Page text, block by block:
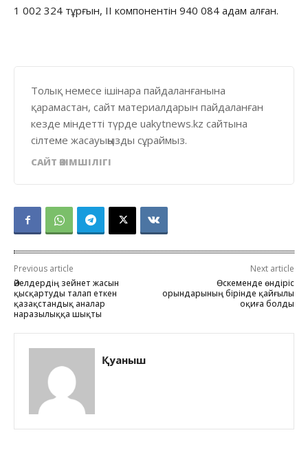
1 002 324 тұрғын, ІІ компонентін 940 084 адам алған.
Толық немесе ішінара пайдаланғанына
қарамастан, сайт материалдарын пайдаланған
кезде міндетті түрде uakytnews.kz сайтына
сілтеме жасауыңызды сұраймыз.
САЙТ ӘКІМШІЛІГІ
Previous article
Әйелдердің зейнет жасын
қысқартуды талап еткен
қазақстандық аналар
наразылыққа шықты
Next article
Өскеменде өндіріс
орындарының бірінде қайғылы
оқиға болды
Қуаныш